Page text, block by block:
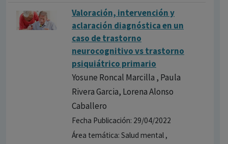
Valoración, intervención y
aclaración diagnóstica en un
caso de trastorno
neurocognitivo vs trastorno
psiquiátrico primario
Yosune Roncal Marcilla , Paula
Rivera Garcia, Lorena Alonso
Caballero
Fecha Publicación: 29/04/2022
Área temática: Salud mental ,